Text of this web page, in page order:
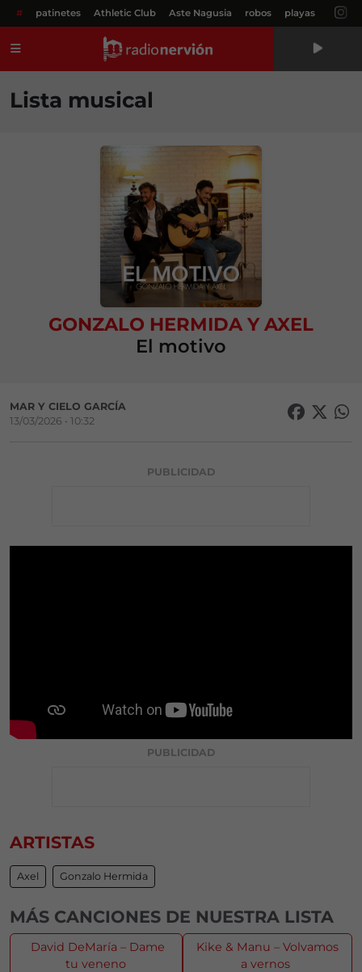
# patinetes Athletic Club Aste Nagusia robos playas
Lista musical
GONZALO HERMIDAYAXEL
El motivo
MAR Y CIELO GARCÍA
13/03/2026 • 10:32
PUBLICIDAD
PUBLICIDAD
ARTISTAS
Axel Gonzalo Hermida
MÁS CANCIONES DE NUESTRA LISTA
David DeMaría – Dame
tu veneno
Kike & Manu – Volvamos
a vernos